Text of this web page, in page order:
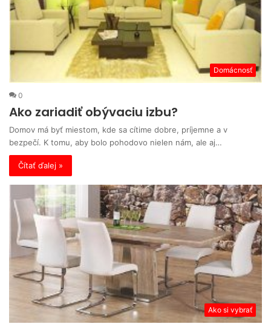
Domácnosť
0
Ako zariadiť obývaciu izbu?
Domov má byť miestom, kde sa cítime dobre, príjemne a v
bezpečí. K tomu, aby bolo pohodovo nielen nám, ale aj…
Čítať ďalej »
Ako si vybrať